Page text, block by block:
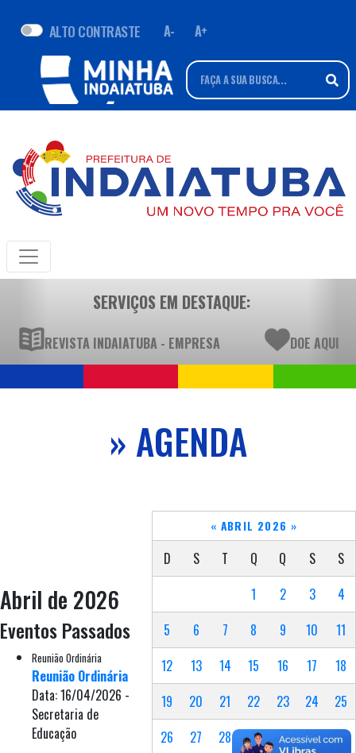
ALTO CONTRASTE A- A+
SERVIÇOS EM DESTAQUE:
REVISTA INDAIATUBA - EMPRESA DOE AQUI
» AGENDA
« ABRIL 2026 »
D S T Q Q S
S
1
2 3
4
5
6 7 8 9 10
11
12
13 14 15 16 17
18
19
20 21 22 23 24
25
26
27 28 29 30
Abril de 2026
Eventos Passados
Reunião Ordinária
Reunião Ordinária
Data: 16/04/2026 -
Secretaria de
Educação